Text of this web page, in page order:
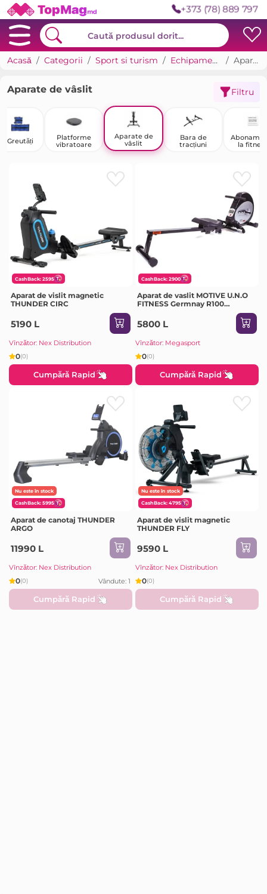
+373 (78) 889 797
Acasă Categorii Sport si turism Echipamente de antrenament Aparate de vâslit
Aparate de vâslit Filtru
Greutăți
Platforme
vibratoare
Aparate de
vâslit
Bara de
tracțiuni
la
CashBack: 2595
Aparat de vislit magnetic
THUNDER CIRC
5190 L
Vînzător: Nex Distribution
0(0)
Cumpără Rapid
CashBack: 2900
Aparat de vaslit MOTIVE U.N.O
FITNESS Germnay R100
5800 L
Vînzător: Megasport
0(0)
Cumpără Rapid
Nu este în stock
CashBack: 5995
Aparat de canotaj THUNDER
ARGO
11990 L
Vînzător: Nex Distribution
0(0) Vândute: 1
Cumpără Rapid
Nu este în stock
CashBack: 4795
Aparat de vislit magnetic
THUNDER FLY
9590 L
Vînzător: Nex Distribution
0(0)
Cumpără Rapid